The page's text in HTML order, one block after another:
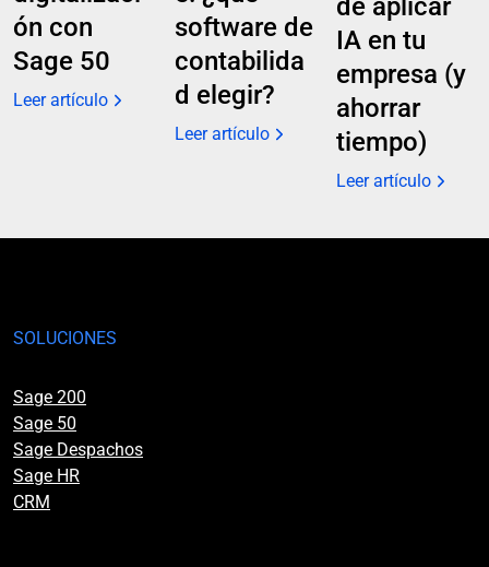
ón con
Sage 50
Leer artículo
software de
contabilida
d elegir?
Leer artículo
de aplicar
IA en tu
empresa (y
ahorrar
tiempo)
Leer artículo
SOLUCIONES
Sage 200
Sage 50
Sage Despachos
Sage HR
CRM